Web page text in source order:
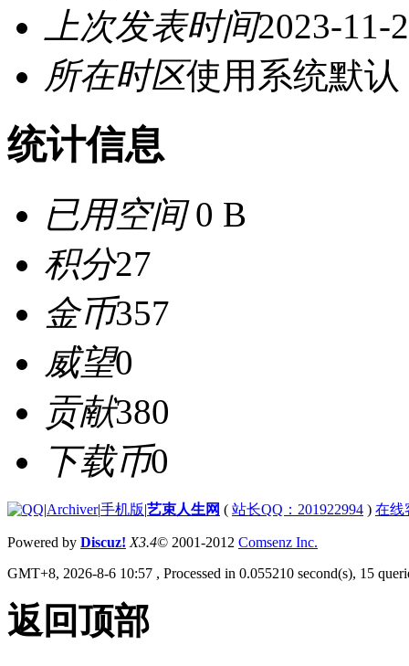
上次发表时间2023-11-
所在时区使用系统默认
统计信息
已用空间0 B
积分27
金币357
威望0
贡献380
下载币0
|Archiver|手机版|艺束人生网 ( 站长QQ：201922994 ) 在线
Powered by Discuz! X3.4© 2001-2012 Comsenz Inc.
GMT+8, 2026-8-6 10:57 , Processed in 0.055210 second(s), 15
返回顶部